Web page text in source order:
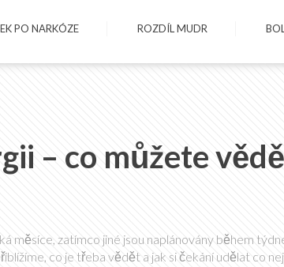
PO NARKÓZE ROZDÍL MUDR
– co můžete
měsíce, zatímco jiné jsou naplánovány během
co je třeba vědět a jak si čekání udělat co